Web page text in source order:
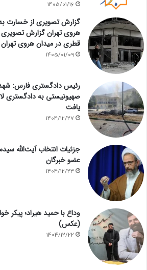
1405/01/16
گزارش تصویری از خسارت
هروی تهران گزارش تصویری
قطری در میدان هروی تهران
1405/01/09
رئیس دادگستری فارس:
یافت
1404/12/27
جزئیات انتخاب آیت‌الله
عضو خبرگان
1404/12/23
وداع با حمید هیراد؛ پیکر
(عکس)
1404/12/22